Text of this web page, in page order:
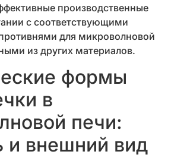
производственные
с соответствующими
для микроволновой
из других материалов.
формы
в
печи:
и внешний вид